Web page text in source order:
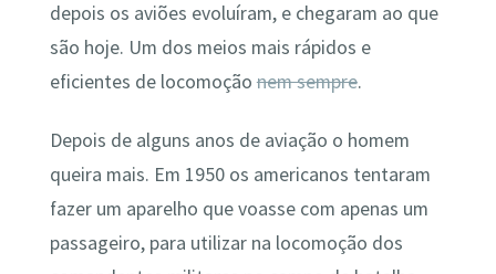
depois os aviões evoluíram, e chegaram ao que
são hoje. Um dos meios mais rápidos e
eficientes de locomoçãonem sempre.
Depois de alguns anos de aviação o homem
queira mais. Em 1950 os americanos tentaram
fazer um aparelho que voasse com apenas um
passageiro, para utilizar na locomoção dos